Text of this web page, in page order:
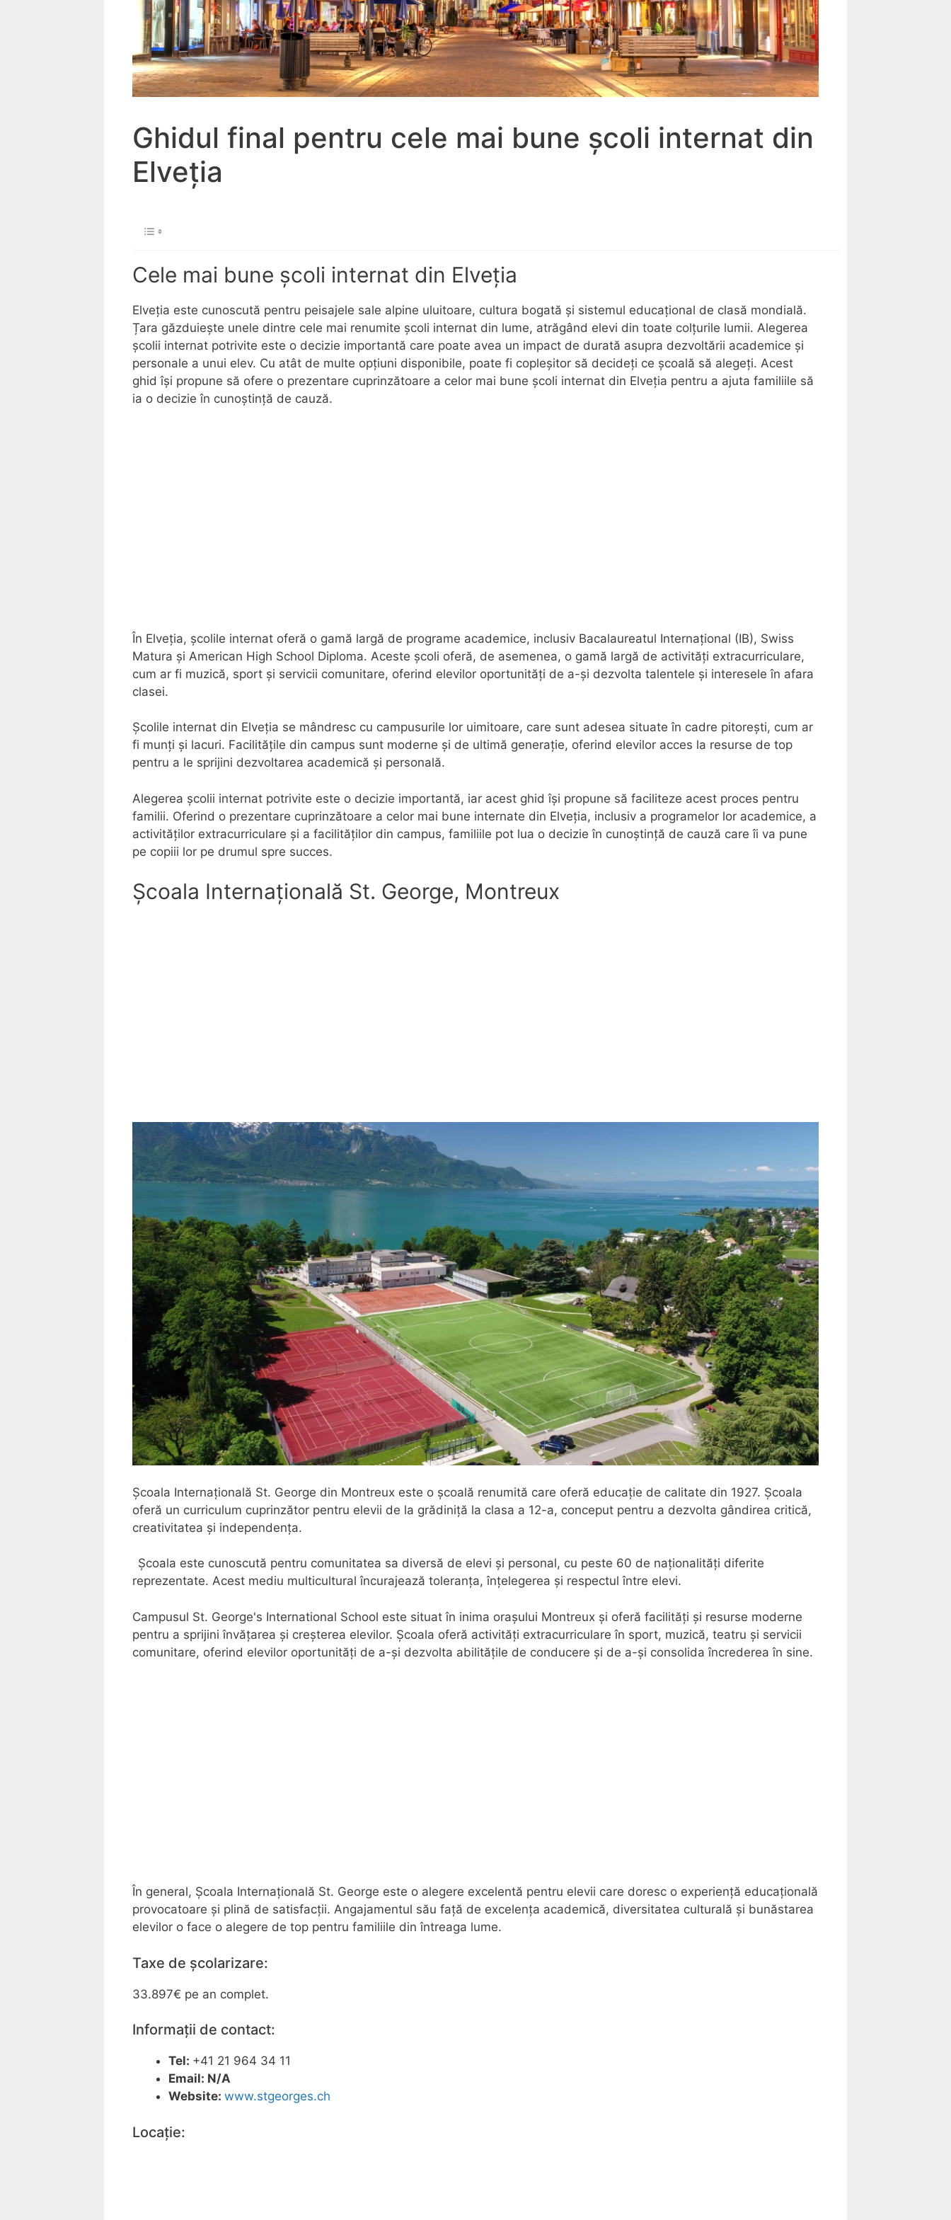
Ghidul final pentru cele mai bune școli internat din
Elveția
Cele mai bune școli internat din Elveția
Elveția este cunoscută pentru peisajele sale alpine uluitoare, cultura bogată și sistemul educațional de clasă mondială.
Țara găzduiește unele dintre cele mai renumite școli internat din lume, atrăgând elevi din toate colțurile lumii. Alegerea
școlii internat potrivite este o decizie importantă care poate avea un impact de durată asupra dezvoltării academice și
personale a unui elev. Cu atât de multe opțiuni disponibile, poate fi copleșitor să decideți ce școală să alegeți. Acest
ghid își propune să ofere o prezentare cuprinzătoare a celor mai bune școli internat din Elveția pentru a ajuta familiile să
ia o decizie în cunoștință de cauză.
În Elveția, școlile internat oferă o gamă largă de programe academice, inclusiv Bacalaureatul Internațional (IB), Swiss
Matura și American High School Diploma. Aceste școli oferă, de asemenea, o gamă largă de activități extracurriculare,
cum ar fi muzică, sport și servicii comunitare, oferind elevilor oportunități de a-și dezvolta talentele și interesele în afara
clasei.
Școlile internat din Elveția se mândresc cu campusurile lor uimitoare, care sunt adesea situate în cadre pitorești, cum ar
fi munți și lacuri. Facilitățile din campus sunt moderne și de ultimă generație, oferind elevilor acces la resurse de top
pentru a le sprijini dezvoltarea academică și personală.
Alegerea școlii internat potrivite este o decizie importantă, iar acest ghid își propune să faciliteze acest proces pentru
familii. Oferind o prezentare cuprinzătoare a celor mai bune internate din Elveția, inclusiv a programelor lor academice, a
activităților extracurriculare și a facilităților din campus, familiile pot lua o decizie în cunoștință de cauză care îi va pune
pe copiii lor pe drumul spre succes.
Școala Internațională St. George, Montreux
Școala Internațională St. George din Montreux este o școală renumită care oferă educație de calitate din 1927. Școala
oferă un curriculum cuprinzător pentru elevii de la grădiniță la clasa a 12-a, conceput pentru a dezvolta gândirea critică,
creativitatea și independența.
Școala este cunoscută pentru comunitatea sa diversă de elevi și personal, cu peste 60 de naționalități diferite
reprezentate. Acest mediu multicultural încurajează toleranța, înțelegerea și respectul între elevi.
Campusul St. George's International School este situat în inima orașului Montreux și oferă facilități și resurse moderne
pentru a sprijini învățarea și creșterea elevilor. Școala oferă activități extracurriculare în sport, muzică, teatru și servicii
comunitare, oferind elevilor oportunități de a-și dezvolta abilitățile de conducere și de a-și consolida încrederea în sine.
În general, Școala Internațională St. George este o alegere excelentă pentru elevii care doresc o experiență educațională
provocatoare și plină de satisfacții. Angajamentul său față de excelența academică, diversitatea culturală și bunăstarea
elevilor o face o alegere de top pentru familiile din întreaga lume.
Taxe de școlarizare:
33.897€ pe an complet.
Informații de contact:
Tel: +41 21 964 34 11
Email: N/A
Website: www.stgeorges.ch
Locație: